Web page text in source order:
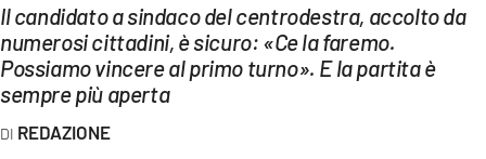
LAC NETWORK
LAC ONAIR
LaC
Il candidato a sindaco del centrodestra, accolto da
numerosi cittadini, è sicuro: «Ce la faremo.
Possiamo vincere al primo turno». E la partita è
sempre più aperta
REDAZIONE